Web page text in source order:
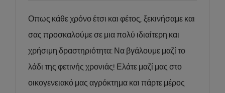
Οπως κάθε χρόνο έτσι και φέτος, ξεκινήσαμε και
σας προσκαλούμε σε μια πολύ ιδιαίτερη και
χρήσιμη δραστηριότητα: Να βγάλουμε μαζί το
λάδι της φετινής χρονιάς! Ελάτε μαζί μας στο
οικογενειακό μας αγρόκτημα και πάρτε μέρος